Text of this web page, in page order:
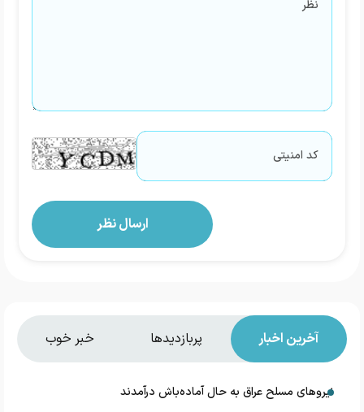
آخرین اخبار پربازدیدها خبر خوب
نیروهای مسلح عراق به حال آماده‌باش درآمدند